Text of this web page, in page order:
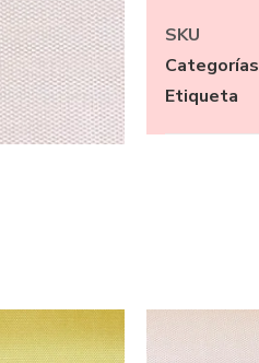
SKU
Categorías
Etiqueta